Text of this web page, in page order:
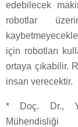
edebilecek
robotlar
için robotları
ortaya çıkabilir.
insan verecektir.
* Doç. Dr.,
Mühendisliği